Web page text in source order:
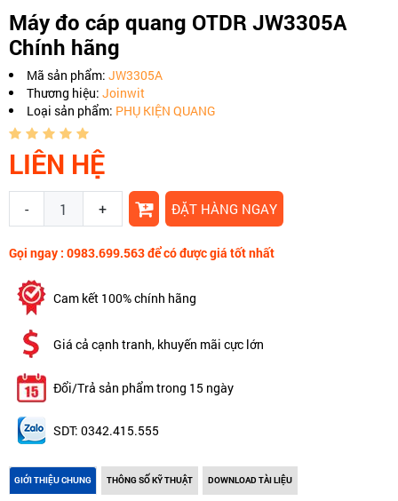
Máy đo cáp quang OTDR JW3305A
Chính hãng
Mã sản phẩm: JW3305A
Thương hiệu: Joinwit
Loại sản phẩm: PHỤ KIỆN QUANG
LIÊN HỆ
- + ĐẶT HÀNG NGAY
Gọi ngay : 0983.699.563 để có được giá tốt nhất
Cam kết 100% chính hãng
Giá cả cạnh tranh, khuyến mãi cực lớn
Đổi/Trả sản phẩm trong 15 ngày
SDT: 0342.415.555
GIỚI THIỆU CHUNG THÔNG SỐ KỸ THUẬT DOWNLOAD TÀI LIỆU